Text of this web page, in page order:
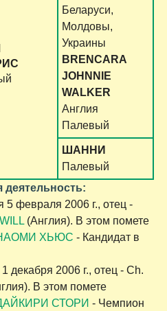
Беларуси,
Молдовы,
Украины
BRENCARA
JOHNNIE
WALKER
Англия
Палевый
ШАННИ
Палевый
деятельность:
февраля 2006 г., отец -
(Англия). В этом помете
ХЬЮС - Кандидат в
декабря 2006 г., отец - Ch.
В этом помете
СТОРИ - Чемпион